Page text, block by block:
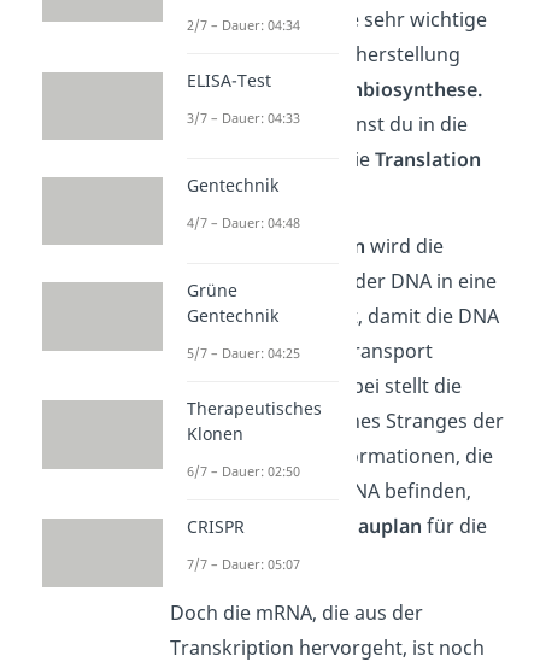
Die mRNA spielt eine sehr wichtige
Rolle bei der Proteinherstellung
während der
Proteinbiosynthese.
Diesen Vorgang kannst du in die
und dieTranslation
unterteilen.
Transkription wird die
Erbinformation
auf der DNA in eine
mRNA umgewandelt, damit die DNA
nicht durch zu viel Transport
beschädigt wird. Dabei stellt die
mRNA eineKopie
eines Stranges der
DNA dar. Die Erbinformationen, die
sich nun auf der mRNA befinden,
enthalten also den
Bauplan für die
Proteine.
Doch die mRNA, die aus der
Transkription hervorgeht, ist noch
2/7 – Dauer: 04:34
ELISA-Test
3/7 – Dauer: 04:33
Gentechnik
4/7 – Dauer: 04:48
Grüne
Gentechnik
5/7 – Dauer: 04:25
Therapeutisches
Klonen
6/7 – Dauer: 02:50
CRISPR
7/7 – Dauer: 05:07